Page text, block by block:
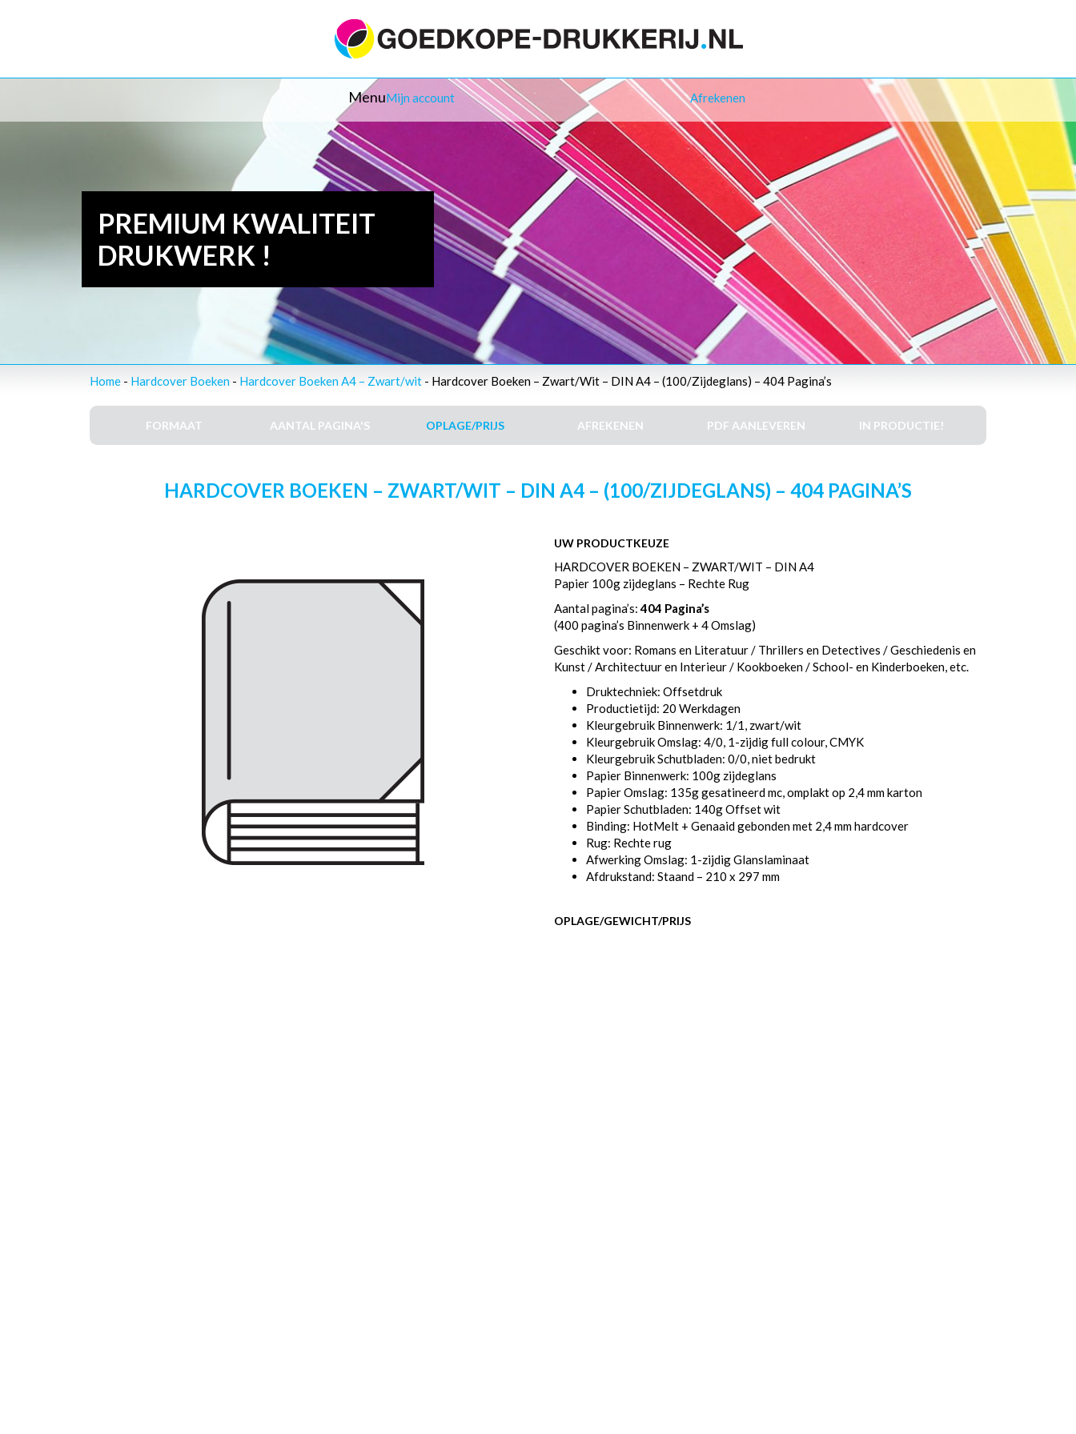
MenuMijn account Afrekenen
PREMIUM KWALITEIT
DRUKWERK !
Home - Hardcover Boeken - Hardcover Boeken A4 – Zwart/wit - Hardcover Boeken – Zwart/Wit – DIN A4 – (100/Zijdeglans) – 404 Pagina’s
FORMAAT AANTAL PAGINA'S OPLAGE/PRIJS AFREKENEN PDF AANLEVEREN IN PRODUCTIE!
HARDCOVER BOEKEN – ZWART/WIT – DIN A4 – (100/ZIJDEGLANS) – 404 PAGINA’S
UW PRODUCTKEUZE
HARDCOVER BOEKEN – ZWART/WIT – DIN A4
Papier 100g zijdeglans – Rechte Rug
Aantal pagina’s:404 Pagina’s
(400 pagina’s Binnenwerk + 4 Omslag)
Geschikt voor: Romans en Literatuur / Thrillers en Detectives / Geschiedenis en
Kunst / Architectuur en Interieur / Kookboeken / School- en Kinderboeken, etc.
Druktechniek: Offsetdruk
Productietijd: 20 Werkdagen
Kleurgebruik Binnenwerk: 1/1, zwart/wit
Kleurgebruik Omslag: 4/0, 1-zijdig full colour, CMYK
Kleurgebruik Schutbladen: 0/0, niet bedrukt
Papier Binnenwerk: 100g zijdeglans
Papier Omslag: 135g gesatineerd mc, omplakt op 2,4 mm karton
Papier Schutbladen: 140g Offset wit
Binding: HotMelt + Genaaid gebonden met 2,4 mm hardcover
Rug: Rechte rug
Afwerking Omslag: 1-zijdig Glanslaminaat
Afdrukstand: Staand – 210 x 297 mm
OPLAGE/GEWICHT/PRIJS